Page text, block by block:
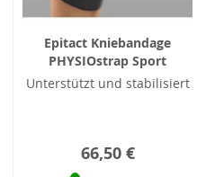
Epitact Kniebandage
PHYSIOstrap Sport
Unterstützt und stabilisiert
66,50 €